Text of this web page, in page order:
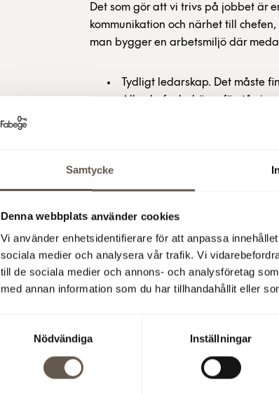
Samtycke
Denna webbplats använder cookies
Vi använder enhetsidentifierare för att anpassa
sociala medier och analysera vår trafik. Vi
till de sociala medier och annons- och analysföretag
med annan information som du har tillhandahållit eller
Nödvändiga
Inställningar
Det som gör att vi trivs på jobbet är
kommunikation och närhet till
man bygger en arbetsmiljö där
Tydligt ledarskap. Det måste
Alla chefer behöver förstå sin
Bra kommunikation. Att
Kunskap om hälsa. Att
man kan förebygga ohälsa.
nyckeln